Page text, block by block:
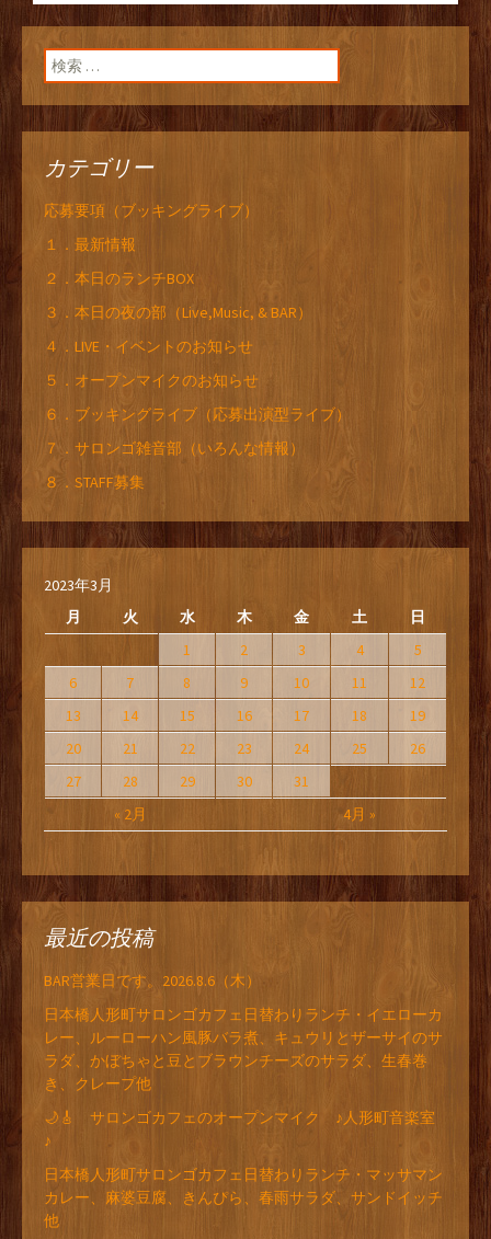
検索:
カテゴリー
応募要項（ブッキングライブ）
１．最新情報
２．本日のランチBOX
３．本日の夜の部（Live,Music, & BAR）
４．LIVE・イベントのお知らせ
５．オープンマイクのお知らせ
６．ブッキングライブ（応募出演型ライブ）
７．サロンゴ雑音部（いろんな情報）
８．STAFF募集
2023年3月
月
火 水 木 金 土 日
« 2月 4月 »
1 2 3 4
5
6
7 8 9 10 11
12
13
14 15 16 17 18
19
20
21 22 23 24 25
26
27
28 29 30 31
最近の投稿
BAR営業日です。2026.8.6（木）
日本橋人形町サロンゴカフェ日替わりランチ・イエローカ
レー、ルーローハン風豚バラ煮、キュウリとザーサイのサ
ラダ、かぼちゃと豆とブラウンチーズのサラダ、生春巻
き、クレープ他
🌙🎸 サロンゴカフェのオープンマイク ♪人形町音楽室
♪
日本橋人形町サロンゴカフェ日替わりランチ・マッサマン
カレー、麻婆豆腐、きんぴら、春雨サラダ、サンドイッチ
他